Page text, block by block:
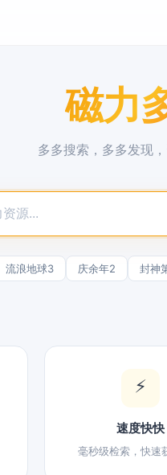
磁力
多多搜索，多多发现
流浪地球3 庆余年2 封神
⚡
速度快快
毫秒级检索，快速